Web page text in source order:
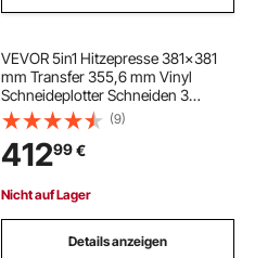
VEVOR 5in1 Hitzepresse 381x381
mm Transfer 355,6 mm Vinyl
Schneideplotter Schneiden 3
Klingen
(9)
41299€
Nicht auf Lager
Details anzeigen